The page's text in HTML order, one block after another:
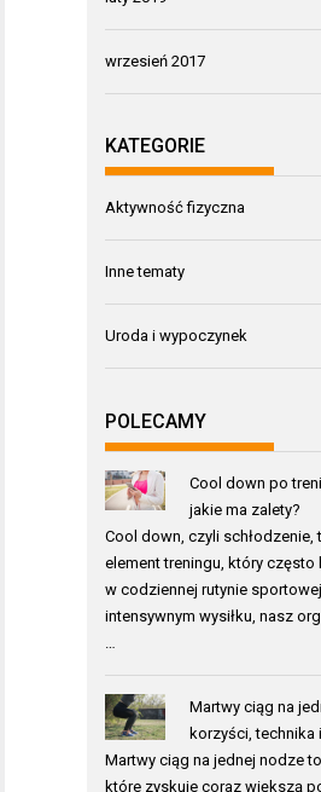
wrzesień 2017
KATEGORIE
Aktywność fizyczna
Inne tematy
Uroda i wypoczynek
POLECAMY
Cool down po
jakie ma zalety?
Cool down, czyli schłodzenie,
element treningu, który często
w codziennej rutynie
intensywnym wysiłku, nasz
Martwy ciąg na
korzyści, technika
Martwy ciąg na jednej nodze
które zyskuje coraz większą